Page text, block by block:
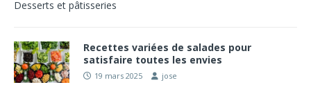
Desserts et pâtisseries
Recettes variées de salades pour
satisfaire toutes les envies
19 mars 2025 jose